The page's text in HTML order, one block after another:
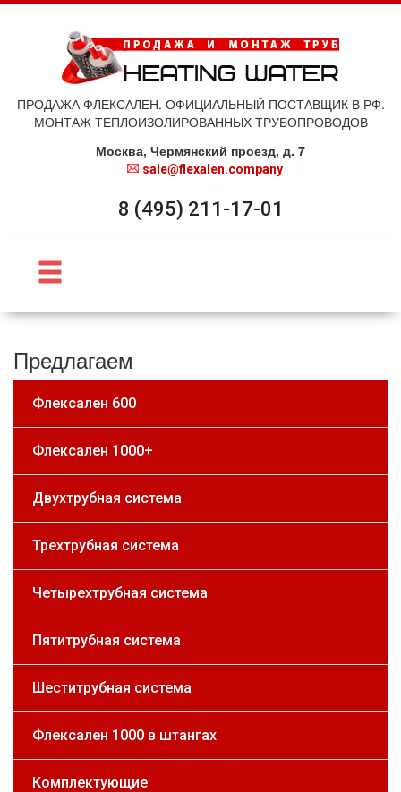
ПРОДАЖА ФЛЕКСАЛЕН. ОФИЦИАЛЬНЫЙ ПОСТАВЩИК В РФ.
МОНТАЖ ТЕПЛОИЗОЛИРОВАННЫХ ТРУБОПРОВОДОВ
Москва, Чермянский проезд, д. 7
sale@flexalen.company
8 (495) 211-17-01
Предлагаем
Флексален 600
Флексален 1000+
Двухтрубная система
Трехтрубная система
Четырехтрубная система
Пятитрубная система
Шеститрубная система
Флексален 1000 в штангах
Комплектующие